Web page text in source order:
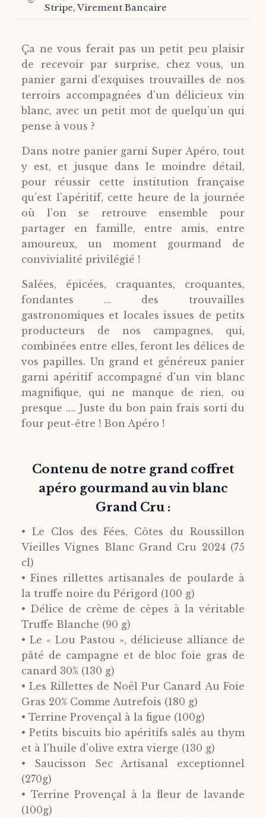
Stripe, Virement Bancaire
Ça ne vous ferait pas un petit peu plaisir
de recevoir par surprise, chez vous, un
panier garni d'exquises trouvailles de nos
terroirs accompagnées d'un délicieux vin
blanc, avec un petit mot de quelqu’un qui
pense à vous ?
Dans notre panier garni Super Apéro, tout
y est, et jusque dans le moindre détail,
pour réussir cette institution française
qu’est l’apéritif, cette heure de la journée
où l’on se retrouve ensemble pour
partager en famille, entre amis, entre
amoureux, un moment gourmand de
convivialité privilégié !
Salées, épicées, craquantes, croquantes,
fondantes … des trouvailles
gastronomiques et locales issues de petits
producteurs de nos campagnes, qui,
combinées entre elles, feront les délices de
vos papilles. Un grand et généreux panier
garni apéritif accompagné d'un vin blanc
magnifique, qui ne manque de rien, ou
presque …. Juste du bon pain frais sorti du
four peut-être ! Bon Apéro !
Contenu de notre grand coffret
apéro gourmand au vin blanc
Grand Cru :
• Le Clos des Fées, Côtes du Roussillon
Vieilles Vignes Blanc Grand Cru 2024 (75
cl)
• Fines rillettes artisanales de poularde à
la truffe noire du Périgord (100 g)
• Délice de crème de cèpes à la véritable
Truffe Blanche (90 g)
• Le « Lou Pastou », délicieuse alliance de
pâté de campagne et de bloc foie gras de
canard 30% (130 g)
• Les Rillettes de Noël Pur Canard Au Foie
Gras 20% Comme Autrefois (180 g)
• Terrine Provençal à la figue (100g)
• Petits biscuits bio apéritifs salés au thym
et à l'huile d'olive extra vierge (130 g)
• Saucisson Sec Artisanal exceptionnel
(270g)
• Terrine Provençal à la fleur de lavande
(100g)